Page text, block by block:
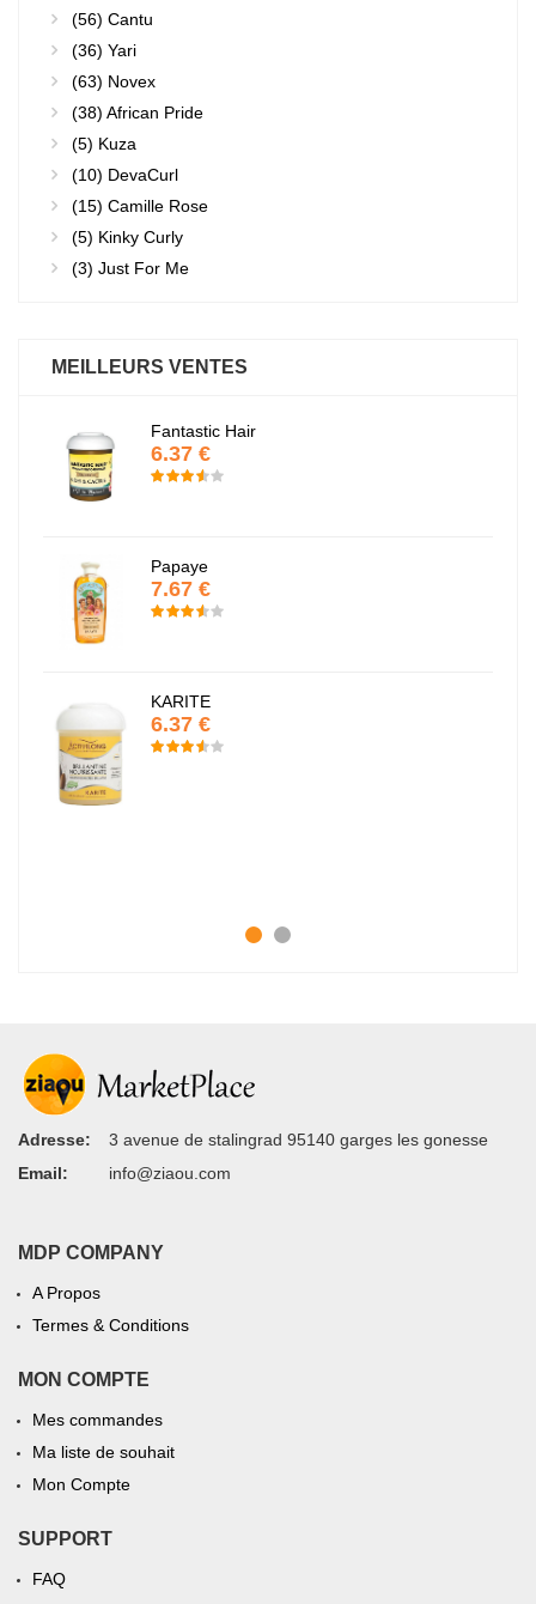
(56) Cantu
(36) Yari
(63) Novex
(38) African Pride
(5) Kuza
(10) DevaCurl
(15) Camille Rose
(5) Kinky Curly
(3) Just For Me
MEILLEURS VENTES
Fantastic Hair
6.37 €
Papaye
7.67 €
KARITE
6.37 €
Adresse:
3 avenue de stalingrad 95140 garges les gonesse
Email:
info@ziaou.com
MDP COMPANY
A Propos
Termes & Conditions
MON COMPTE
Mes commandes
Ma liste de souhait
Mon Compte
SUPPORT
FAQ